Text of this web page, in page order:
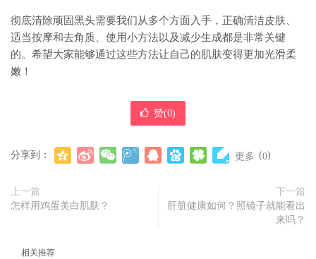
彻底清除顽固黑头需要我们从多个方面入手，正确清洁皮肤、
适当按摩和去角质、使用小方法以及减少生成都是非常关键
的。希望大家能够通过这些方法让自己的肌肤变得更加光滑柔
嫩！
赞(0)
分享到： 更多 (0)
上一篇
怎样用鸡蛋美白肌肤？
下一篇
肝脏健康如何？照镜子就能看出
来吗？
相关推荐